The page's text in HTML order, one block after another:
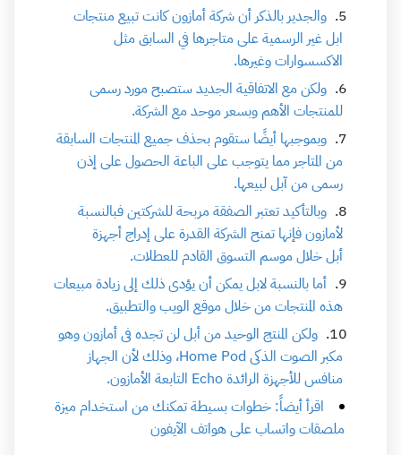
والجدير بالذكر أن شركة أمازون كانت تبيع منتجات
ابل غير الرسمية على متاجرها في السابق مثل
الاكسسوارات وغيرها.
ولكن مع الاتفاقية الجديد ستصبح مورد رسمى
للمنتجات الأهم وبسعر موحد مع الشركة.
وبموجبها أيضًا ستقوم بحذف جميع المنتجات السابقة
من المتاجر مما يتوجب على الباعة الحصول على إذن
رسمى من آبل لبيعها.
وبالتأكيد تعتبر الصفقة مربحة للشركتين فبالنسبة
لأمازون فإنها تمنح الشركة القدرة على إدراج أجهزة
أبل خلال موسم التسوق القادم للعطلات.
أما بالنسبة لابل يمكن أن يؤدى ذلك إلى زيادة مبيعات
هذه المنتجات من خلال موقع الويب والتطبيق.
ولكن المنتج الوحيد من أبل لن تجده فى أمازون وهو
مكبر الصوت الذكى Home Pod، وذلك لأن الجهاز
منافس للأجهزة الرائدة Echo التابعة الأمازون.
اقرأ أيضاً: خطوات بسيطة تمكنك من استخدام ميزة
ملصقات واتساب على هواتف الآيفون